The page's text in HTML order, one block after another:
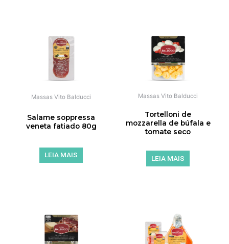
Massas Vito Balducci
Salame soppressa
veneta fatiado 80g
LEIA MAIS
Massas Vito Balducci
Tortelloni de
mozzarella de búfala e
tomate seco
LEIA MAIS